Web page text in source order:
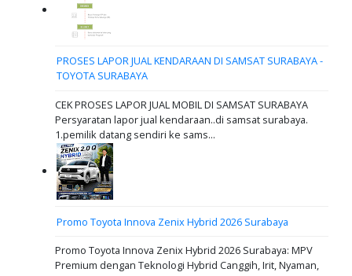
PROSES LAPOR JUAL KENDARAAN DI SAMSAT SURABAYA -
TOYOTA SURABAYA
CEK PROSES LAPOR JUAL MOBIL DI SAMSAT SURABAYA
Persyaratan lapor jual kendaraan..di samsat surabaya.
1.pemilik datang sendiri ke sams...
Promo Toyota Innova Zenix Hybrid 2026 Surabaya
Promo Toyota Innova Zenix Hybrid 2026 Surabaya: MPV
Premium dengan Teknologi Hybrid Canggih, Irit, Nyaman,